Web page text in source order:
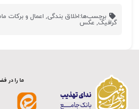
برچسب‌ها:اخلاق بندگی, اعمال و برکات
گرافیک, عکس
ما را در